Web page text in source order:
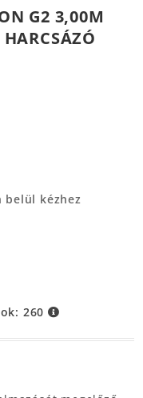
G2 3,00M
kézhez
260